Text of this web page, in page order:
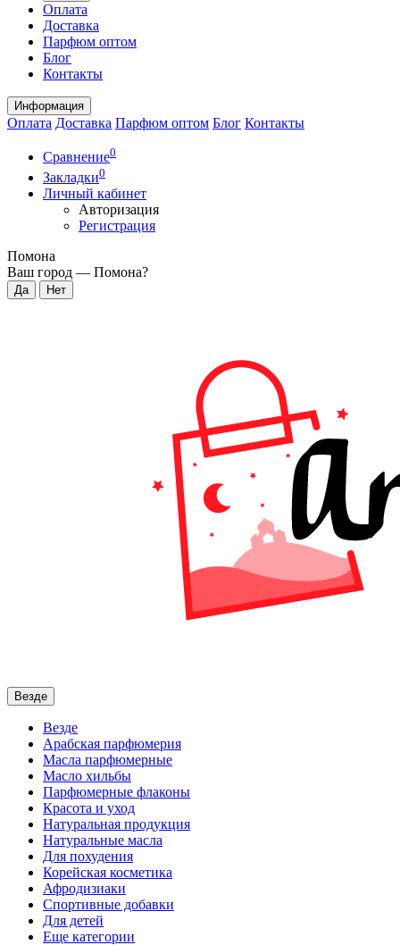
Оплата
Доставка
Парфюм оптом
Блог
Контакты
Информация
Оплата Доставка Парфюм оптом Блог Контакты
Сравнение0
Закладки0
Личный кабинет
Авторизация
Регистрация
Помона
Ваш город — Помона?
Везде
Везде
Арабская парфюмерия
Масла парфюмерные
Масло хильбы
Парфюмерные флаконы
Красота и уход
Натуральная продукция
Натуральные масла
Для похудения
Корейская косметика
Афродизиаки
Спортивные добавки
Для детей
Еще категории